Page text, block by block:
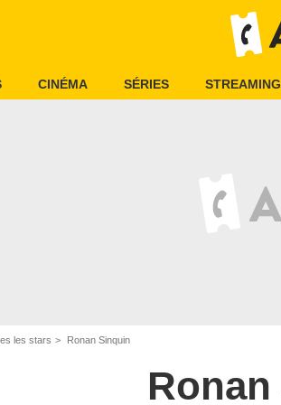
CINÉMA SÉRIES STREAMING
les stars Ronan Sinquin